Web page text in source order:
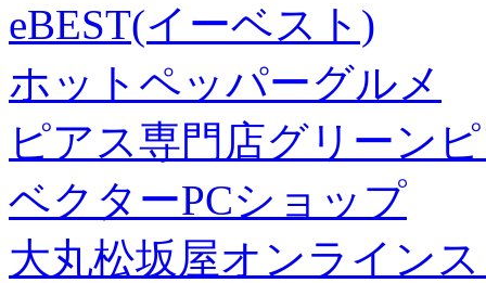
eBEST(イーベスト)
ホットペッパーグルメ
ピアス専門店グリーン
ベクターPCショップ
大丸松坂屋オンライン